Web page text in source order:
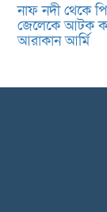
নাফ নদী থেকে
জেলেকে আটক
আরাকান আর্মি